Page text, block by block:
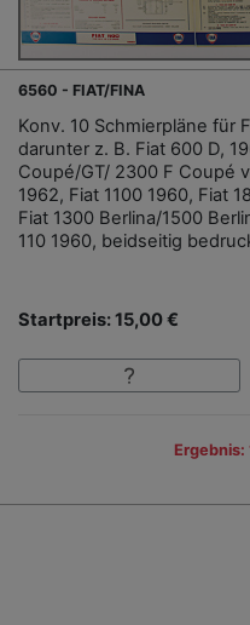
6560 - FIAT/FINA
Konv. 10 Schmierpläne für
darunter z. B. Fiat 600 D,
Coupé/GT/ 2300 F Coupé
1962, Fiat 1100 1960, Fiat
Fiat 1300 Berlina/1500
110 1960, beidseitig
Startpreis: 15,00 €
Ergebnis: